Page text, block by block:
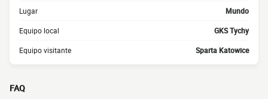
Lugar Mundo
Equipo local GKS Tychy
Equipo visitante Sparta Katowice
FAQ